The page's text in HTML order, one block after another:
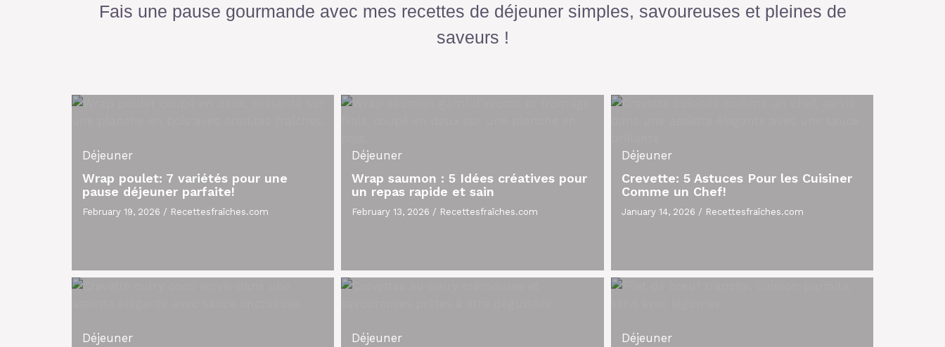
Fais une pause gourmande avec mes recettes de déjeuner simples, savoureuses et pleines de
saveurs !
Déjeuner
Wrap poulet: 7 variétés pour une
pause déjeuner parfaite!
February 19, 2026 / Recettesfraîches.com
Déjeuner
Wrap saumon : 5 Idées créatives pour
un repas rapide et sain
February 13, 2026 / Recettesfraîches.com
Déjeuner
Crevette: 5 Astuces Pour les Cuisiner
Comme un Chef!
January 14, 2026 / Recettesfraîches.com
Déjeuner Déjeuner Déjeuner